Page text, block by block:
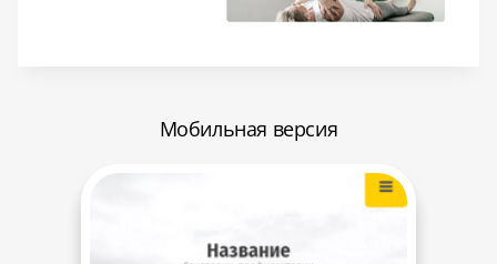
Мобильная версия